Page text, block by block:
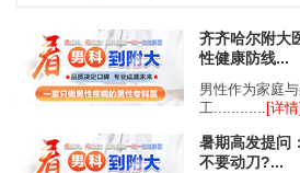
齐齐哈尔附大
性健康防线...
男性作为家庭
工............ [详情]
暑期高发提问
不要动刀?...